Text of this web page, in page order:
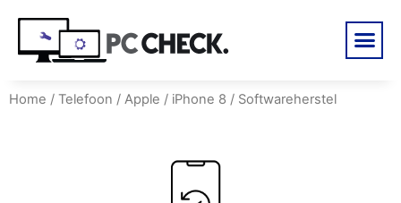
Home / Telefoon / Apple / iPhone 8 / Softwareherstel